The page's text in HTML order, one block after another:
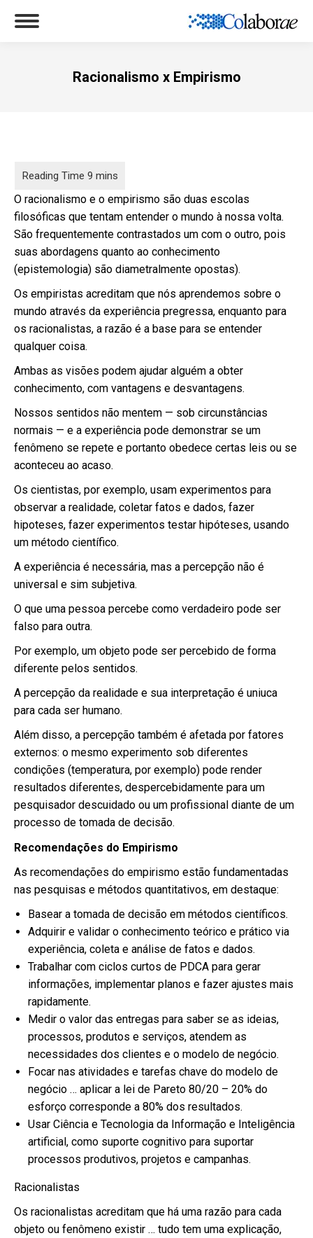
Racionalismo x Empirismo
O racionalismo e o empirismo são duas escolas
filosóficas que tentam entender o mundo à nossa volta.
São frequentemente contrastados um com o outro, pois
suas abordagens quanto ao conhecimento
(epistemologia) são diametralmente opostas).
Os empiristas acreditam que nós aprendemos sobre o
mundo através da experiência pregressa, enquanto para
os racionalistas, a razão é a base para se entender
qualquer coisa.
Ambas as visões podem ajudar alguém a obter
conhecimento, com vantagens e desvantagens.
Nossos sentidos não mentem — sob circunstâncias
normais — e a experiência pode demonstrar se um
fenômeno se repete e portanto obedece certas leis ou se
aconteceu ao acaso.
Os cientistas, por exemplo, usam experimentos para
observar a realidade, coletar fatos e dados, fazer
hipoteses, fazer experimentos testar hipóteses, usando
um método científico.
A experiência é necessária, mas a percepção não é
universal e sim subjetiva.
O que uma pessoa percebe como verdadeiro pode ser
falso para outra.
Por exemplo, um objeto pode ser percebido de forma
diferente pelos sentidos.
A percepção da realidade e sua interpretação é uniuca
para cada ser humano.
Além disso, a percepção também é afetada por fatores
externos: o mesmo experimento sob diferentes
condições (temperatura, por exemplo) pode render
resultados diferentes, despercebidamente para um
pesquisador descuidado ou um profissional diante de um
processo de tomada de decisão.
Recomendações do Empirismo
As recomendações do empirismo estão fundamentadas
nas pesquisas e métodos quantitativos, em destaque:
Basear a tomada de decisão em métodos científicos.
Adquirir e validar o conhecimento teórico e prático via
experiência, coleta e análise de fatos e dados.
Trabalhar com ciclos curtos de PDCA para gerar
informações, implementar planos e fazer ajustes mais
rapidamente.
Medir o valor das entregas para saber se as ideias,
processos, produtos e serviços, atendem as
necessidades dos clientes e o modelo de negócio.
Focar nas atividades e tarefas chave do modelo de
negócio … aplicar a lei de Pareto 80/20 – 20% do
esforço corresponde a 80% dos resultados.
Usar Ciência e Tecnologia da Informação e Inteligência
artificial, como suporte cognitivo para suportar
processos produtivos, projetos e campanhas.
Racionalistas
Os racionalistas acreditam que há uma razão para cada
objeto ou fenômeno existir … tudo tem uma explicação,